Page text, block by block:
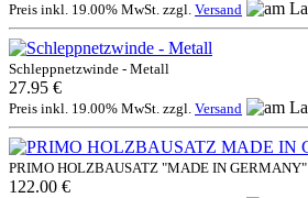
Preis inkl. 19.00% MwSt. zzgl. Versand
Schleppnetzwinde - Metall
27.95 €
Preis inkl. 19.00% MwSt. zzgl. Versand
PRIMO HOLZBAUSATZ "MADE IN GERMANY"
122.00 €